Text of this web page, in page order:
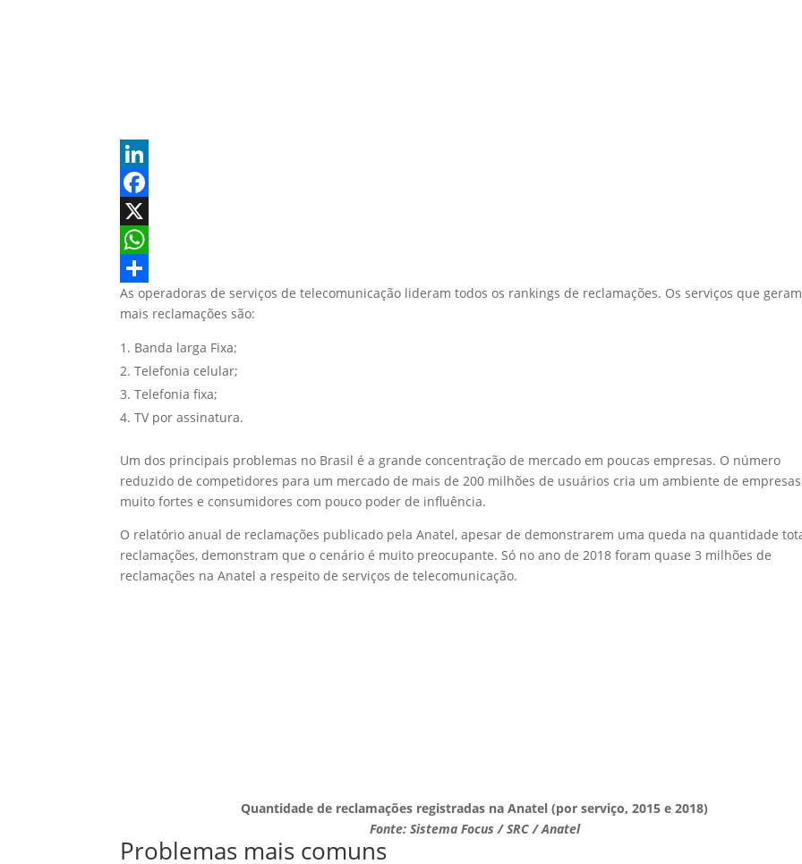
L
n
k
e
I
F
a
c
e
o
k
X
W
h
t
A
p
S
a
e
As operadoras de serviços de telecomunicação lideram todos os rankings de reclamações. Os serviços que geram
mais reclamações são:
Banda larga Fixa;
Telefonia celular;
Telefonia fixa;
TV por assinatura.
Um dos principais problemas no Brasil é a grande concentração de mercado em poucas empresas. O número
reduzido de competidores para um mercado de mais de 200 milhões de usuários cria um ambiente de empresas
muito fortes e consumidores com pouco poder de influência.
O relatório anual de reclamações publicado pela Anatel, apesar de demonstrarem uma queda na quantidade
reclamações, demonstram que o cenário é muito preocupante. Só no ano de 2018 foram quase 3 milhões de
reclamações na Anatel a respeito de serviços de telecomunicação.
Quantidade de reclamações registradas na Anatel (por serviço, 2015 e 2018)
Fonte: Sistema Focus / SRC / Anatel
Problemas mais comuns